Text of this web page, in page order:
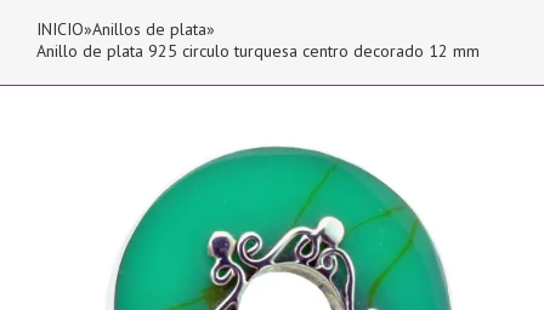
INICIO»Anillos de plata»
Anillo de plata 925 circulo turquesa centro decorado 12 mm